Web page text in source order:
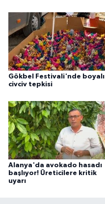
Gökbel Festivali'nde boyalı
civciv tepkisi
Alanya'da avokado hasadı
başlıyor! Üreticilere kritik
uyarı